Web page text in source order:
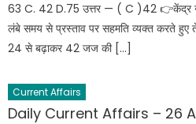
63 C. 42 D.75 उत्तर — ( C )42 👉केंद्र ने
लंबे समय से प्रस्ताव पर सहमति व्यक्त करते हुए
24 से बढ़ाकर 42 जज की […]
Current Affairs
Daily Current Affairs – 26